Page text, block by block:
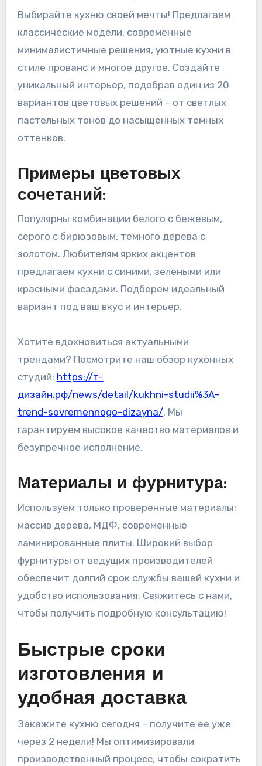
Выбирайте кухню своей мечты! Предлагаем
классические модели, современные
минималистичные решения, уютные кухни в
стиле прованс и многое другое. Создайте
уникальный интерьер, подобрав один из 20
вариантов цветовых решений – от светлых
пастельных тонов до насыщенных темных
оттенков.
Примеры цветовых
сочетаний:
Популярны комбинации белого с бежевым,
серого с бирюзовым, темного дерева с
золотом. Любителям ярких акцентов
предлагаем кухни с синими, зелеными или
красными фасадами. Подберем идеальный
вариант под ваш вкус и интерьер.
Хотите вдохновиться актуальными
трендами? Посмотрите наш обзор кухонных
студий: https://т-
дизайн.рф/news/detail/kukhni-studii%3A-
trend-sovremennogo-dizayna/. Мы
гарантируем высокое качество материалов и
безупречное исполнение.
Материалы и фурнитура:
Используем только проверенные материалы:
массив дерева, МДФ, современные
ламинированные плиты. Широкий выбор
фурнитуры от ведущих производителей
обеспечит долгий срок службы вашей кухни и
удобство использования. Свяжитесь с нами,
чтобы получить подробную консультацию!
Быстрые сроки
изготовления и
удобная доставка
Закажите кухню сегодня – получите ее уже
через 2 недели! Мы оптимизировали
производственный процесс, чтобы сократить